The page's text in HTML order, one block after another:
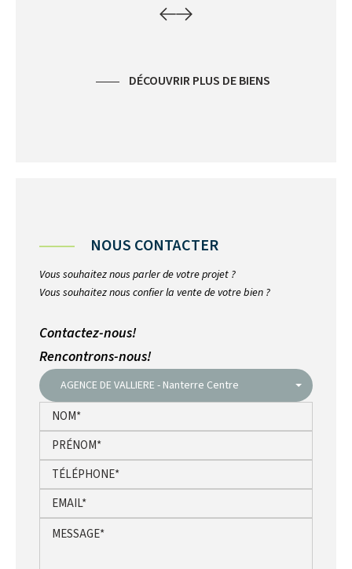
DÉCOUVRIR PLUS DE BIENS
NOUS CONTACTER
Vous souhaitez nous parler de votre projet ?
Vous souhaitez nous confier la vente de votre bien ?
Contactez-nous!
Rencontrons-nous!
AGENCE DE VALLIERE - Nanterre Centre